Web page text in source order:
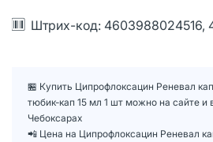
Штрих-код: 4603988024516,
🏪 Купить Ципрофлоксацин Реневал
тюбик-кап 15 мл 1 шт можно на сайте и
Чебоксарах
📲 Цена на Ципрофлоксацин Реневал